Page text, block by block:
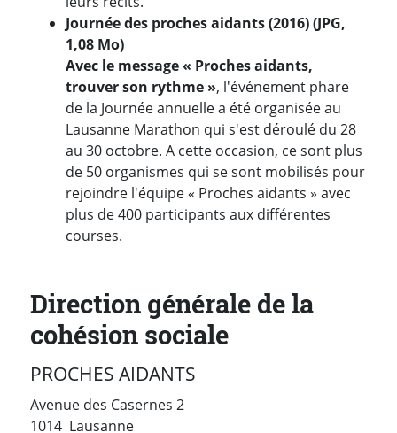
Journée des proches aidants (2016) (JPG,
1,08 Mo)
Avec le message « Proches aidants,
trouver son rythme », l'événement phare
de la Journée annuelle a été organisée au
Lausanne Marathon qui s'est déroulé du 28
au 30 octobre. A cette occasion, ce sont plus
de 50 organismes qui se sont mobilisés pour
rejoindre l'équipe « Proches aidants » avec
plus de 400 participants aux différentes
courses.
Direction générale de la
cohésion sociale
PROCHES AIDANTS
Avenue des Casernes 2
1014 LausanneSuisse